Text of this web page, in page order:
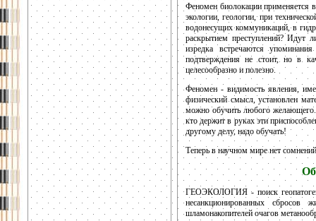
Феномен биолокации применяется
экологии, геологии, при
водонесущих коммуникаций, в
раскрытием преступлений? Идут
изредка встречаются
подтверждения не стоит, но в
целесообразно и полезно.
Феномен - видимость явления,
физический смысл, установлен
можно обучить любого
кто держит в руках эти
другому делу, надо обучать!
Теперь в научном мире нет
ГЕОЭКОЛОГИЯ - поиск
несанкционированных сбросов
шламонакопителей очагов